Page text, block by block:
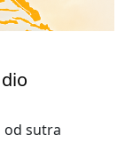
od sutra